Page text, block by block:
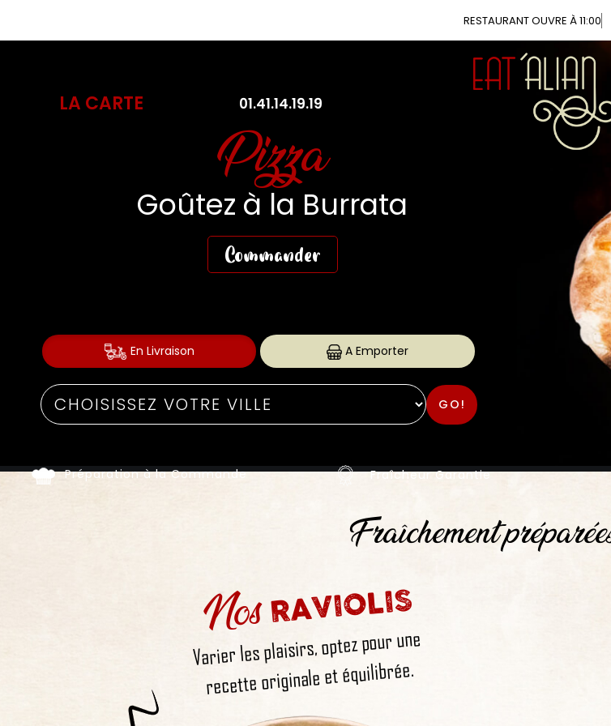
Vou
LA CARTE 01.41.14.19.19
En Livraison A Emporter
GO!
Préparation à la Commande Fraîcheur Garantie
Pasta Fresca
Des Pasta aussi fraîches
que gourmandes !
Fraîchement
NosRAVIOLIS
Varier les plaisirs, optez pour une
recette originale et équilibrée.